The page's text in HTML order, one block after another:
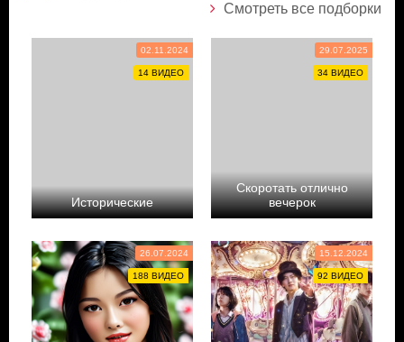
Смотреть все подборки
02.11.2024
14 ВИДЕО
Исторические
29.07.2025
34 ВИДЕО
Скоротать отлично
вечерок
26.07.2024
188 ВИДЕО
15.12.2024
92 ВИДЕО